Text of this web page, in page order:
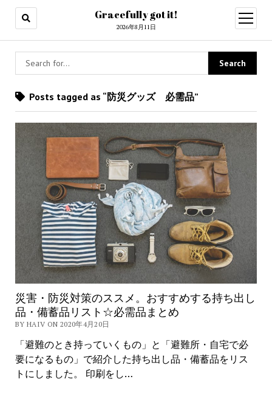
Gracefully got it!
2026年8月11日
open
menu
Posts tagged as “防災グッズ 必需品”
災害・防災対策のススメ。おすすめする持ち出し
品・備蓄品リスト☆必需品まとめ
BY HAIV ON 2020年4月20日
「避難のとき持っていくもの」と「避難所・自宅で必
要になるもの」で紹介した持ち出し品・備蓄品をリス
トにしました。 印刷をし…